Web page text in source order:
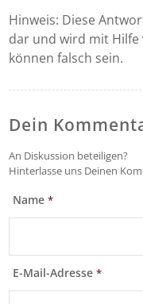
Hinweis: Diese
dar und wird mit Hilfe
können falsch sein.
Dein
An Diskussion beteiligen?
Hinterlasse uns Deinen
Name*
E-Mail-Adresse*